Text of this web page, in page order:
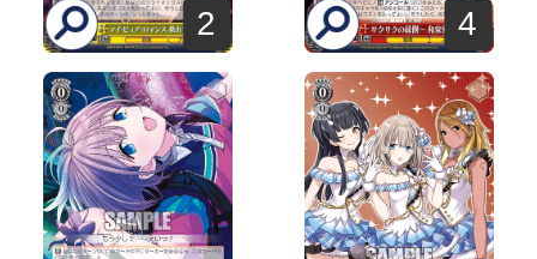
2 4